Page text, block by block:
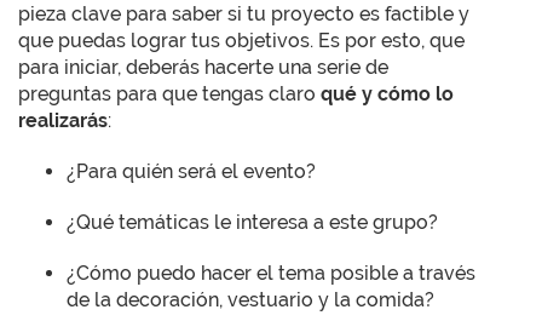
pieza clave para saber si tu proyecto es factible y
que puedas lograr tus objetivos. Es por esto, que
para iniciar, deberás hacerte una serie de
preguntas para que tengas claro qué y cómo lo
realizarás:
¿Para quién será el evento?
¿Qué temáticas le interesa a este grupo?
¿Cómo puedo hacer el tema posible a través
de la decoración, vestuario y la comida?